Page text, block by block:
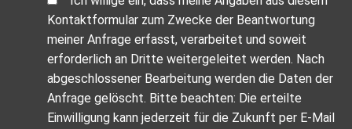
Kontaktformular zum Zwecke der Beantwortung
meiner Anfrage erfasst, verarbeitet und soweit
erforderlich an Dritte weitergeleitet werden. Nach
abgeschlossener Bearbeitung werden die Daten der
Anfrage gelöscht. Bitte beachten: Die erteilte
Einwilligung kann jederzeit für die Zukunft per E-Mail